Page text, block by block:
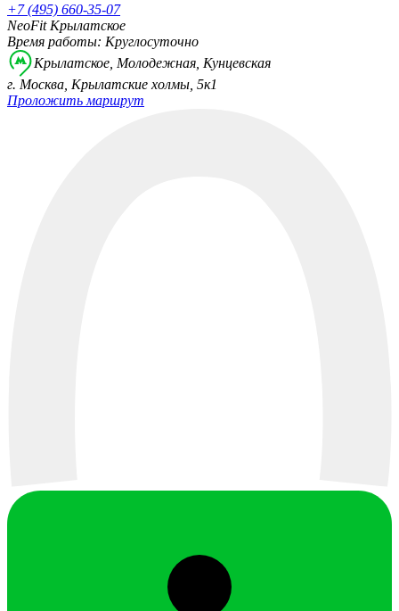
+7 (495) 660-35-07
NeoFit Крылатское
Время работы: Круглосуточно
Крылатское, Молодежная, Кунцевская
г. Москва, Крылатские холмы, 5к1
Проложить маршрут